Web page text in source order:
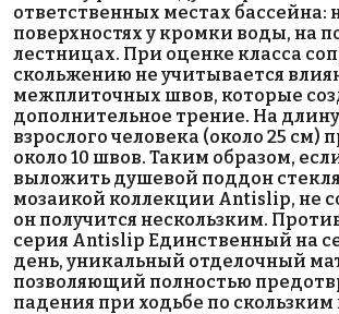
ответственных местах бассейна:
поверхностях у кромки воды, на
лестницах. При оценке класса
скольжению не учитывается
межплиточных швов, которые
дополнительное трение. На
взрослого человека (около 25 см)
около 10 швов. Таким образом,
выложить душевой поддон
мозаикой коллекции Antislip, не
он получится нескользким.
серия Antislip Единственный на
день, уникальный отделочный
позволяющий полностью
падения при ходьбе по скользким